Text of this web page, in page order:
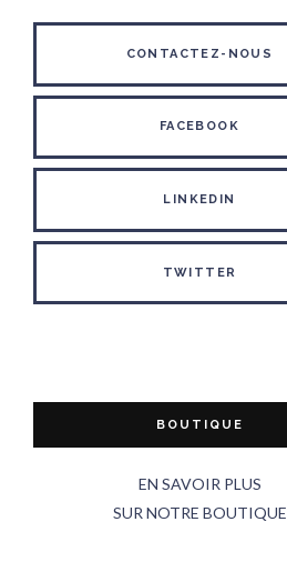
CONTACTEZ-NOUS
FACEBOOK
LINKEDIN
TWITTER
BOUTIQUE
EN SAVOIR PLUS
SUR NOTRE BOUTIQUE